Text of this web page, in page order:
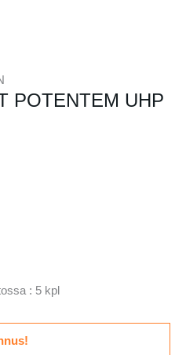
POTENTEM UHP
: 5 kpl